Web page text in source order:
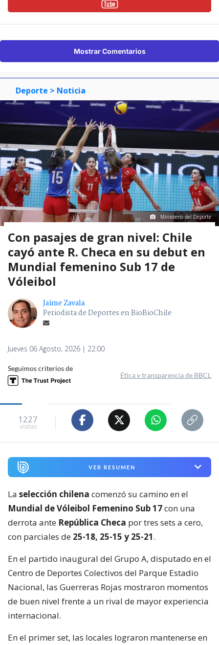
Mostrar Comentarios
Deporte > Noticia
Ministerio del Deporte
Con pasajes de gran nivel: Chile
cayó ante R. Checa en su debut en
Mundial femenino Sub 17 de
Vóleibol
Jaime Zavala
Periodista de Deportes en BioBioChile
Jueves 06 Agosto, 2026 | 22:00
Seguimos criterios de
Ética y transparencia de BBCL
1227
visitas
VER RESUMEN
La selección chilena comenzó su camino en el
Mundial de Vóleibol Femenino Sub 17con una
derrota ante República Checa por tres sets a cero,
con parciales de 25-18, 25-15 y 25-21.
En el partido inaugural del Grupo A, disputado en el
Centro de Deportes Colectivos del Parque Estadio
Nacional, las Guerreras Rojas mostraron momentos
de buen nivel frente a un rival de mayor experiencia
internacional.
En el primer set, las locales lograron mantenerse en